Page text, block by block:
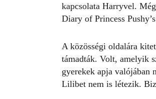
kapcsolata Harryvel.
Diary of Princess
A közösségi oldalára
támadták. Volt, amelyik
gyerekek apja valójában
Lilibet nem is létezik.